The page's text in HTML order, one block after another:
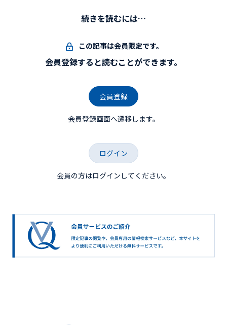
続きを読むには…
この記事は会員限定です。
会員登録すると読むことができます。
会員登録
会員登録画面へ遷移します。
ログイン
会員の方はログインしてください。